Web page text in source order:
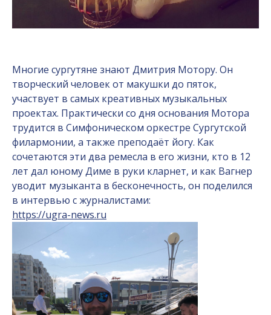
Многие сургутяне знают Дмитрия Мотору. Он
творческий человек от макушки до пяток,
участвует в самых креативных музыкальных
проектах. Практически со дня основания Мотора
трудится в Симфоническом оркестре Сургутской
филармонии, а также преподаёт йогу. Как
сочетаются эти два ремесла в его жизни, кто в 12
лет дал юному Диме в руки кларнет, и как Вагнер
уводит музыканта в бесконечность, он поделился
в интервью с журналистами:
https://ugra-news.ru